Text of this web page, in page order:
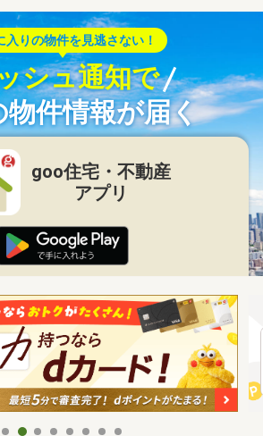
入りの物件を見逃さない！
シュ通知で
物件情報が届く
goo住宅・不動産
アプリ